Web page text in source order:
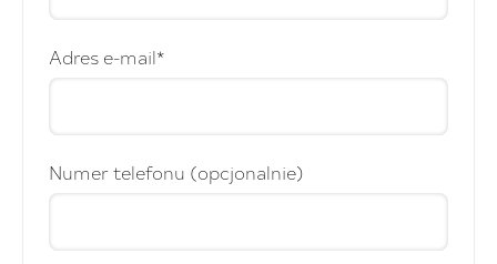
Adres e-mail*
Numer telefonu (opcjonalnie)